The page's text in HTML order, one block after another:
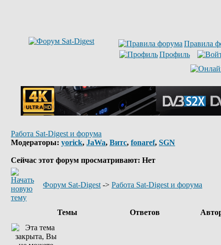
Правила
Профиль
Работа Sat-Digest и форума
Модераторы: yorick, JaWa, Витс, fonaref, SGN
Сейчас этот форум просматривают: Нет
Форум Sat-Digest -> Работа Sat-Digest и форума
Темы Ответов